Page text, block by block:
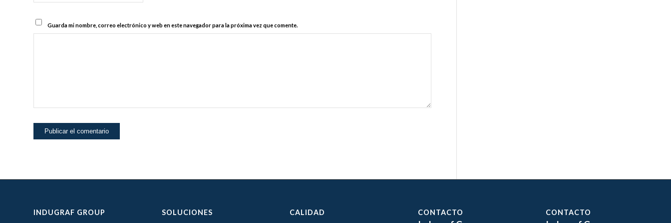
Guarda mi nombre, correo electrónico y web en este navegador para la próxima vez que comente.
INDUGRAF GROUP SOLUCIONES CALIDAD CONTACTO CONTACTO